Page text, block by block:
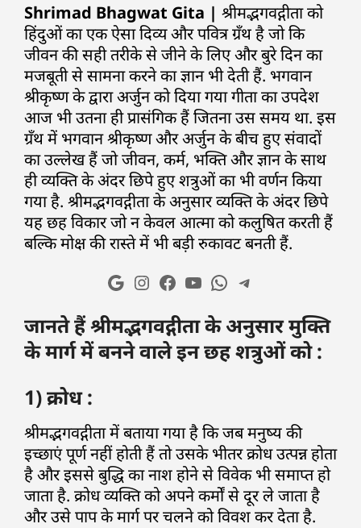
Shrimad Bhagwat Gita | श्रीमद्भगवद्गीता को
हिंदुओं का एक ऐसा दिव्य और पवित्र ग्रँथ है जो कि
जीवन की सही तरीके से जीने के लिए और बुरे दिन का
मजबूती से सामना करने का ज्ञान भी देती हैं. भगवान
श्रीकृष्ण के द्वारा अर्जुन को दिया गया गीता का उपदेश
आज भी उतना ही प्रासंगिक हैं जितना उस समय था. इस
ग्रँथ में भगवान श्रीकृष्ण और अर्जुन के बीच हुए संवादों
का उल्लेख हैं जो जीवन, कर्म, भक्ति और ज्ञान के साथ
ही व्यक्ति के अंदर छिपे हुए शत्रुओं का भी वर्णन किया
गया है. श्रीमद्भगवद्गीता के अनुसार व्यक्ति के अंदर छिपे
यह छह विकार जो न केवल आत्मा को कलुषित करती हैं
बल्कि मोक्ष की रास्ते में भी बड़ी रुकावट बनती हैं.
जानते हैं श्रीमद्भगवद्गीता के अनुसार मुक्ति
के मार्ग में बनने वाले इन छह शत्रुओं को :
1) क्रोध :
श्रीमद्भगवद्गीता में बताया गया है कि जब मनुष्य की
इच्छाएं पूर्ण नहीं होती हैं तो उसके भीतर क्रोध उत्पन्न होता
है और इससे बुद्धि का नाश होने से विवेक भी समाप्त हो
जाता है. क्रोध व्यक्ति को अपने कर्मों से दूर ले जाता है
और उसे पाप के मार्ग पर चलने को विवश कर देता है.